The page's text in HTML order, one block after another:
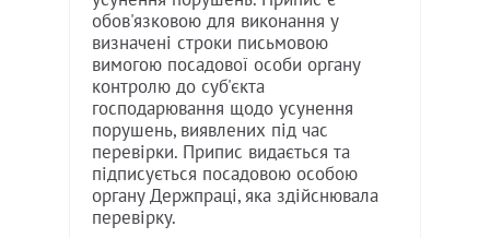
обов'язковою для виконання у
визначені строки письмовою
вимогою посадової особи органу
контролю до суб'єкта
господарювання щодо усунення
порушень, виявлених під час
перевірки. Припис видається та
підписується посадовою особою
органу Держпраці, яка здійснювала
перевірку.